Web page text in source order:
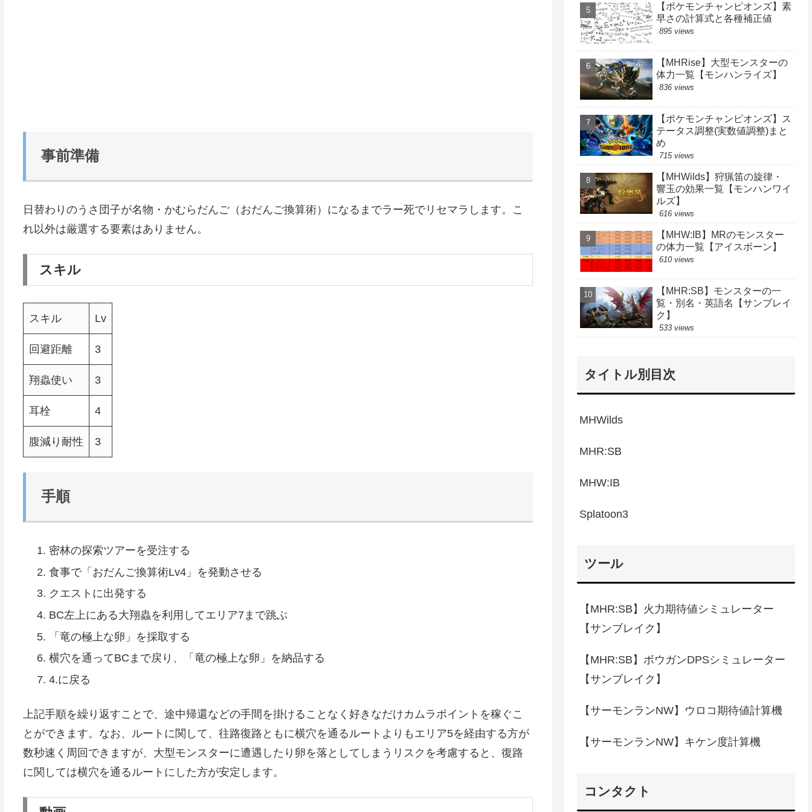
事前準備
日替わりのうさ団子が名物・かむらだんご（おだんご換算術）になるまでラー死でリセマラします。こ
れ以外は厳選する要素はありません。
スキル
スキル Lv
回避距離 3
翔蟲使い 3
耳栓 4
腹減り耐性 3
手順
密林の探索ツアーを受注する
食事で「おだんご換算術Lv4」を発動させる
クエストに出発する
BC左上にある大翔蟲を利用してエリア7まで跳ぶ
「竜の極上な卵」を採取する
横穴を通ってBCまで戻り、「竜の極上な卵」を納品する
4.に戻る
上記手順を繰り返すことで、途中帰還などの手間を掛けることなく好きなだけカムラポイントを稼ぐこ
とができます。なお、ルートに関して、往路復路ともに横穴を通るルートよりもエリア5を経由する方が
数秒速く周回できますが、大型モンスターに遭遇したり卵を落としてしまうリスクを考慮すると、復路
に関しては横穴を通るルートにした方が安定します。
【ポケモンチャンピオンズ】素
早さの計算式と各種補正値
895 views
【MHRise】大型モンスターの
体力一覧【モンハンライズ】
836 views
【ポケモンチャンピオンズ】ス
テータス調整(実数値調整)まと
め
715 views
【MHWilds】狩猟笛の旋律・
響玉の効果一覧【モンハンワイ
ルズ】
616 views
【MHW:IB】MRのモンスター
の体力一覧【アイスボーン】
610 views
【MHR:SB】モンスターの一
覧・別名・英語名【サンブレイ
ク】
533 views
タイトル別目次
MHWilds
MHR:SB
MHW:IB
Splatoon3
ツール
【MHR:SB】火力期待値シミュレーター
【サンブレイク】
【MHR:SB】ボウガンDPSシミュレーター
【サンブレイク】
【サーモンランNW】ウロコ期待値計算機
【サーモンランNW】キケン度計算機
コンタクト